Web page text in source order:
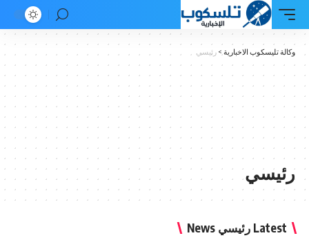
الاخبارية> رئيسي